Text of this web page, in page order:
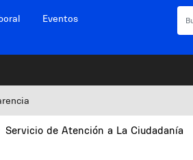
Eventos
Servicio de Atención a La Ciudadanía